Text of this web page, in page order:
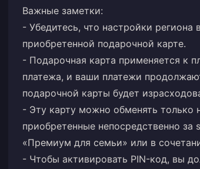
Важные заметки:
- Убедитесь, что настройки
приобретенной подарочной карте.
- Подарочная карта применяется к
платежа, и ваши платежи
подарочной карты будет
- Эту карту можно обменять только
приобретенные непосредственно за
«Премиум для семьи» или в
- Чтобы активировать PIN-код, вы